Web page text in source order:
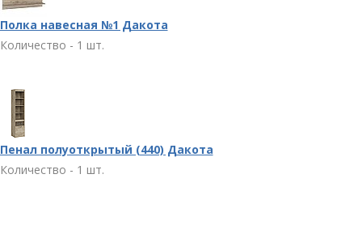
Полка навесная №1 Дакота
Количество - 1 шт.
Пенал полуоткрытый (440) Дакота
Количество - 1 шт.